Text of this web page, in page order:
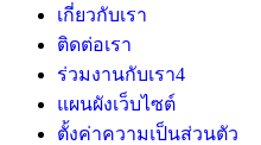
เกี่ยวกับเรา
ติดต่อเรา
ร่วมงานกับเรา4
แผนผังเว็บไซต์
ตั้งค่าความเป็นส่วนตัว